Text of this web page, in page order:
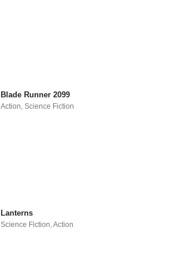
Blade Runner 2099
Action ,Science Fiction
Lanterns
Science Fiction,Action